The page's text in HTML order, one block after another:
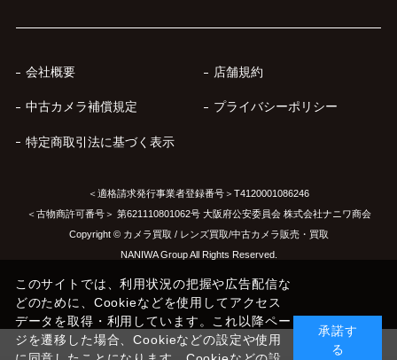
会社概要 店舗規約
中古カメラ補償規定 プライバシーポリシー
特定商取引法に基づく表示
＜適格請求発行事業者登録番号＞T4120001086246
＜古物商許可番号＞ 第621110801062号 大阪府公安委員会 株式会社ナニワ商会
Copyright © カメラ買取 / レンズ買取/中古カメラ販売・買取
NANIWA Group All Rights Reserved.
このサイトでは、利用状況の把握や広告配信な
どのために、Cookieなどを使用してアクセス
データを取得・利用しています。これ以降ペー
ジを遷移した場合、Cookieなどの設定や使用
承諾す
る